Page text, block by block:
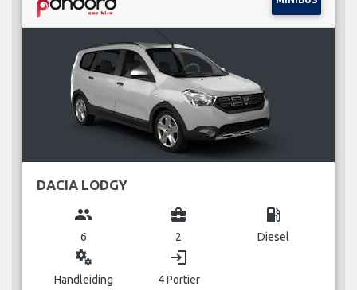
DACIA LODGY
group
6
business_center
2
local_gas_station
Diesel
miscellaneous_services
Handleiding
login
4 Portier